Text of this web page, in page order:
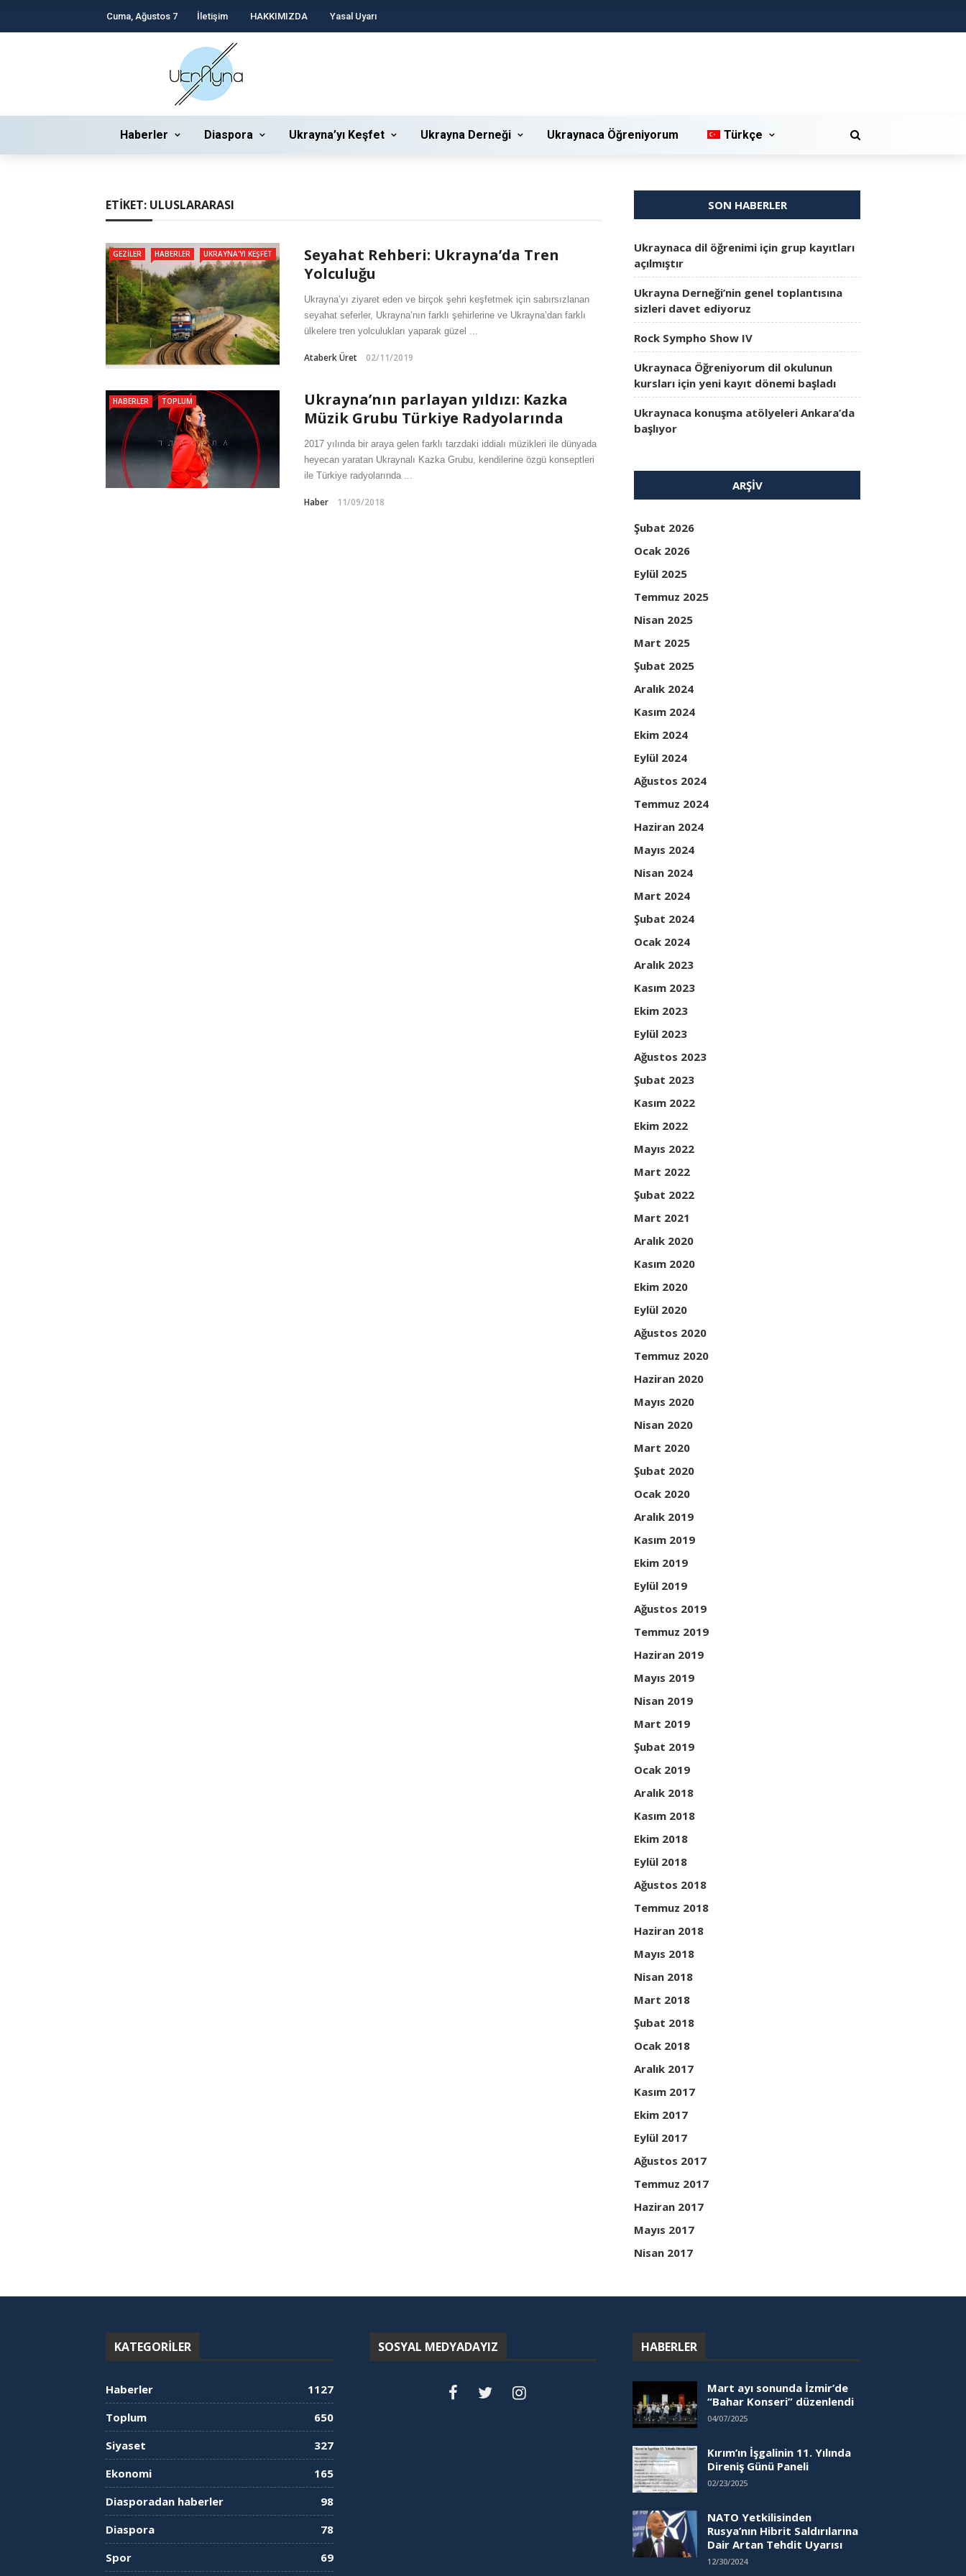
Cuma, Ağustos 7 İletişim HAKKIMIZDA Yasal Uyarı
Haberler Diaspora Ukrayna’yı Keşfet Ukrayna Derneği Ukraynaca Öğreniyorum Türkçe
ETIKET: ULUSLARARASI
GEZILER HABERLER UKRAYNA'YI KEŞFET
Seyahat Rehberi: Ukrayna’da Tren
Yolculuğu
Ukrayna’yı ziyaret eden ve birçok şehri keşfetmek için sabırsızlanan
seyahat seferler, Ukrayna’nın farklı şehirlerine ve Ukrayna’dan farklı
ülkelere tren yolculukları yaparak güzel ...
Ataberk Üret 02/11/2019
HABERLER TOPLUM
Ukrayna’nın parlayan yıldızı: Kazka
Müzik Grubu Türkiye Radyolarında
2017 yılında bir araya gelen farklı tarzdaki iddialı müzikleri ile dünyada
heyecan yaratan Ukraynalı Kazka Grubu, kendilerine özgü konseptleri
ile Türkiye radyolarında ...
Haber 11/09/2018
SON HABERLER
Ukraynaca dil öğrenimi için grup kayıtları
açılmıştır
Ukrayna Derneği’nin genel toplantısına
sizleri davet ediyoruz
Rock Sympho Show IV
Ukraynaca Öğreniyorum dil okulunun
kursları için yeni kayıt dönemi başladı
Ukraynaca konuşma atölyeleri Ankara’da
başlıyor
ARŞIV
Şubat 2026
Ocak 2026
Eylül 2025
Temmuz 2025
Nisan 2025
Mart 2025
Şubat 2025
Aralık 2024
Kasım 2024
Ekim 2024
Eylül 2024
Ağustos 2024
Temmuz 2024
Haziran 2024
Mayıs 2024
Nisan 2024
Mart 2024
Şubat 2024
Ocak 2024
Aralık 2023
Kasım 2023
Ekim 2023
Eylül 2023
Ağustos 2023
Şubat 2023
Kasım 2022
Ekim 2022
Mayıs 2022
Mart 2022
Şubat 2022
Mart 2021
Aralık 2020
Kasım 2020
Ekim 2020
Eylül 2020
Ağustos 2020
Temmuz 2020
Haziran 2020
Mayıs 2020
Nisan 2020
Mart 2020
Şubat 2020
Ocak 2020
Aralık 2019
Kasım 2019
Ekim 2019
Eylül 2019
Ağustos 2019
Temmuz 2019
Haziran 2019
Mayıs 2019
Nisan 2019
Mart 2019
Şubat 2019
Ocak 2019
Aralık 2018
Kasım 2018
Ekim 2018
Eylül 2018
Ağustos 2018
Temmuz 2018
Haziran 2018
Mayıs 2018
Nisan 2018
Mart 2018
Şubat 2018
Ocak 2018
Aralık 2017
Kasım 2017
Ekim 2017
Eylül 2017
Ağustos 2017
Temmuz 2017
Haziran 2017
Mayıs 2017
Nisan 2017
KATEGORILER
Haberler
1127
Toplum
650
Siyaset
327
Ekonomi
165
Diasporadan haberler
98
Diaspora
78
Spor
69
SOSYAL MEDYADAYIZ HABERLER
Mart ayı sonunda İzmir’de
“Bahar Konseri” düzenlendi
04/07/2025
Kırım’ın İşgalinin 11. Yılında
Direniş Günü Paneli
02/23/2025
NATO Yetkilisinden
Rusya’nın Hibrit Saldırılarına
Dair Artan Tehdit Uyarısı
12/30/2024